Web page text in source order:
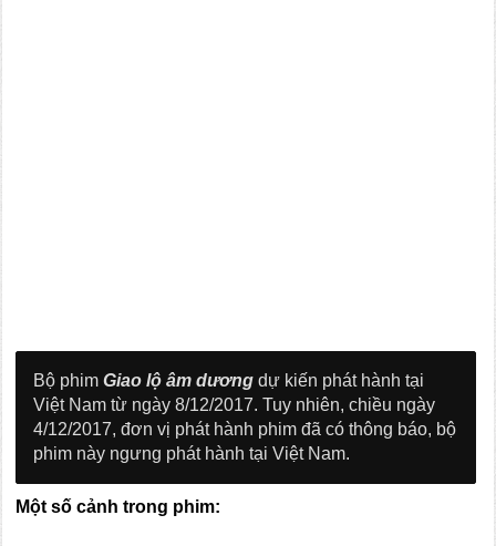
Bộ phimGiao lộ âm dương dự kiến phát hành tại
Việt Nam từ ngày 8/12/2017. Tuy nhiên, chiều ngày
4/12/2017, đơn vị phát hành phim đã có thông báo, bộ
phim này ngưng phát hành tại Việt Nam.
Một số cảnh trong phim: